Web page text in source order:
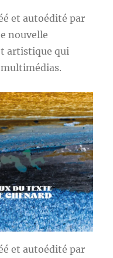
et autoédité par
nouvelle
artistique qui
et autoédité par